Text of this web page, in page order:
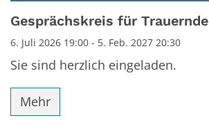
Datum: 6. Juli 2026
Gesprächskreis für Trauernde
6. Juli 2026 19:00 - 5. Feb. 2027 20:30
Sie sind herzlich eingeladen.
Mehr